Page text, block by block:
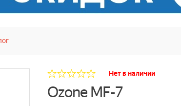
Нет в наличии
Ozone MF-7